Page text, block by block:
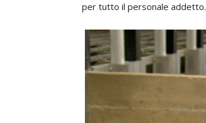
per tutto il personale addetto.